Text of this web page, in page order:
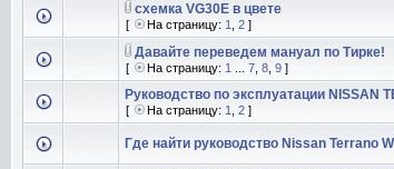
схемка VG30E в цвете
[ На страницу: 1 2 ]
Давайте переведем мануал по Тирке!
[ На страницу: 1 7 8 9 ]
Руководство по эксплуатации NISSAN
[ На страницу: 1 2 ]
Где найти руководство Nissan Terrano